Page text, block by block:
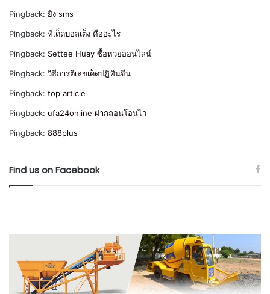
Pingback: ยิง sms
Pingback: ทีเด็ดบอลเต็ง คืออะไร
Pingback: Settee Huay ซื้อหวยออนไลน์
Pingback: วิธีการตีเลขเด็ดปฏิทินจีน
Pingback: top article
Pingback: ufa24online ฝากถอนโอนไว
Pingback: 888plus
Find us on Facebook